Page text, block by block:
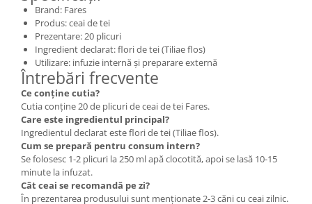
Brand: Fares
Produs: ceai de tei
Prezentare: 20 plicuri
Ingredient declarat: flori de tei (Tiliae flos)
Utilizare: infuzie internă și preparare externă
Întrebări frecvente
Ce conține cutia?
Cutia conține 20 de plicuri de ceai de tei Fares.
Care este ingredientul principal?
Ingredientul declarat este flori de tei (Tiliae flos).
Cum se prepară pentru consum intern?
Se folosesc 1-2 plicuri la 250 ml apă clocotită, apoi se lasă 10-15
minute la infuzat.
Cât ceai se recomandă pe zi?
În prezentarea produsului sunt menționate 2-3 căni cu ceai zilnic.